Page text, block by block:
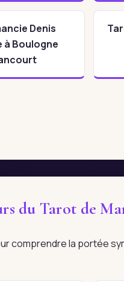
Denis
à Boulogne
du Tarot de
comprendre la portée